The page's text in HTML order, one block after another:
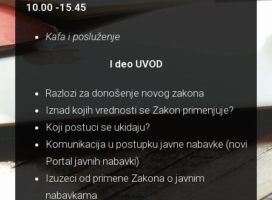
10.00 -15.45
Kafa i posluženje
I deo UVOD
Razlozi za donošenje novog zakona
Iznad kojih vrednosti se Zakon primenjuje?
Koji postuci se ukidaju?
Komunikacija u postupku javne nabavke (novi
Portal javnih nabavki)
Izuzeci od primene Zakona o javnim
nabavkama